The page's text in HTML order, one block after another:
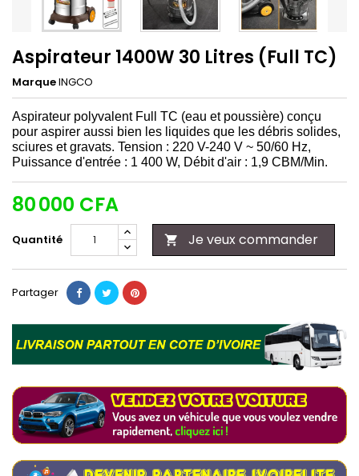
Aspirateur 1400W 30 Litres (Full TC)
MarqueINGCO
Aspirateur polyvalent Full TC (eau et poussière) conçu
pour aspirer aussi bien les liquides que les débris solides,
sciures et gravats. Tension : 220 V-240 V ~ 50/60 Hz,
Puissance d'entrée : 1 400 W, Débit d'air : 1,9 CBM/Min.
80 000 CFA
Quantité  Je veux commander
Partager